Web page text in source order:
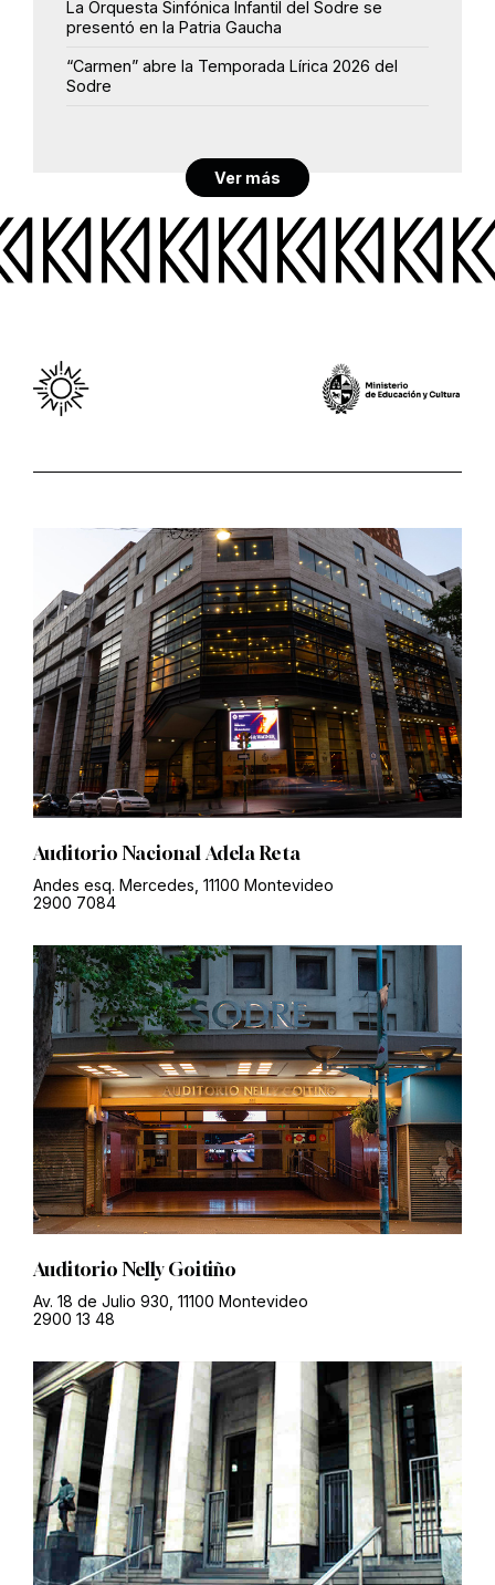
La Orquesta Sinfónica Infantil del Sodre se
presentó en la Patria Gaucha
“Carmen” abre la Temporada Lírica 2026 del
Sodre
Ver más
Auditorio Nacional Adela Reta
Andes esq. Mercedes, 11100 Montevideo
2900 7084
Auditorio Nelly Goitiño
Av. 18 de Julio 930, 11100 Montevideo
2900 13 48